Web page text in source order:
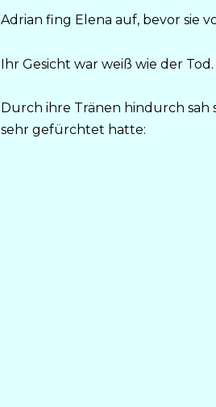
Adrian fing Elena auf, bevor sie
Ihr Gesicht war weiß wie der Tod.
Durch ihre Tränen hindurch sah
sehr gefürchtet hatte: